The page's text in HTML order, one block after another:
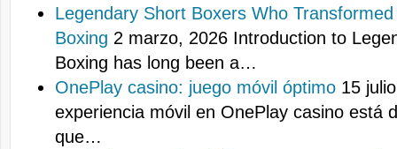
Legendary Short Boxers Who
Boxing 2 marzo, 2026 Introduction to
Boxing has long been a…
OnePlay casino: juego móvil óptimo 15
experiencia móvil en OnePlay casino está
que…